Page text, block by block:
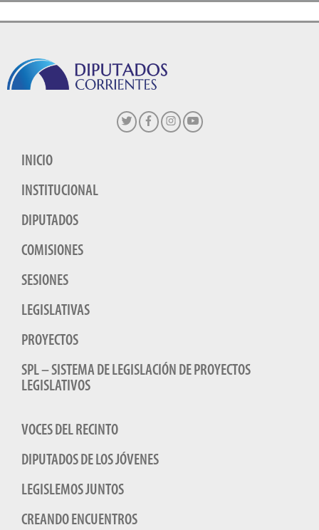
INICIO
INSTITUCIONAL
DIPUTADOS
COMISIONES
SESIONES
LEGISLATIVAS
PROYECTOS
SPL – SISTEMA DE LEGISLACIÓN DE PROYECTOS
LEGISLATIVOS
VOCES DEL RECINTO
DIPUTADOS DE LOS JÓVENES
LEGISLEMOS JUNTOS
CREANDO ENCUENTROS